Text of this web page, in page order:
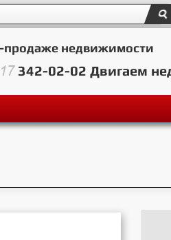
продаже недвижимости
342-02-02 Двигаем